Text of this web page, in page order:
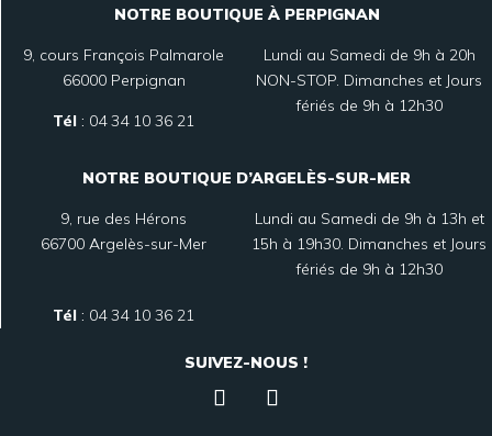
NOTRE BOUTIQUE À PERPIGNAN
9, cours François Palmarole
66000 Perpignan
Tél : 04 34 10 36 21
Lundi au Samedi de 9h à 20h
NON-STOP. Dimanches et Jours
fériés de 9h à 12h30
NOTRE BOUTIQUE D’ARGELÈS-SUR-MER
9, rue des Hérons
66700 Argelès-sur-Mer
Tél : 04 34 10 36 21
Lundi au Samedi de 9h à 13h et
15h à 19h30. Dimanches et Jours
fériés de 9h à 12h30
SUIVEZ-NOUS !